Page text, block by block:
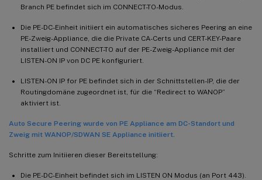
Branch PE befindet sich im CONNECT-TO-Modus.
Die PE-DC-Einheit initiiert ein automatisches sicheres Peering an eine
PE-Zweig-Appliance, die die Private CA-Certs und CERT-KEY-Paare
installiert und CONNECT-TO auf der PE-Zweig-Appliance mit der
LISTEN-ON IP von DC PE konfiguriert.
LISTEN-ON IP for PE befindet sich in der Schnittstellen-IP, die der
Routingdomäne zugeordnet ist, für die “Redirect to WANOP”
aktiviert ist.
Auto Secure Peering wurde von PE Appliance am DC-Standort und
Zweig mit WANOP/SDWAN SE Appliance initiiert.
Schritte zum Initiieren dieser Bereitstellung:
Die PE-DC-Einheit befindet sich im LISTEN ON Modus (an Port 443).